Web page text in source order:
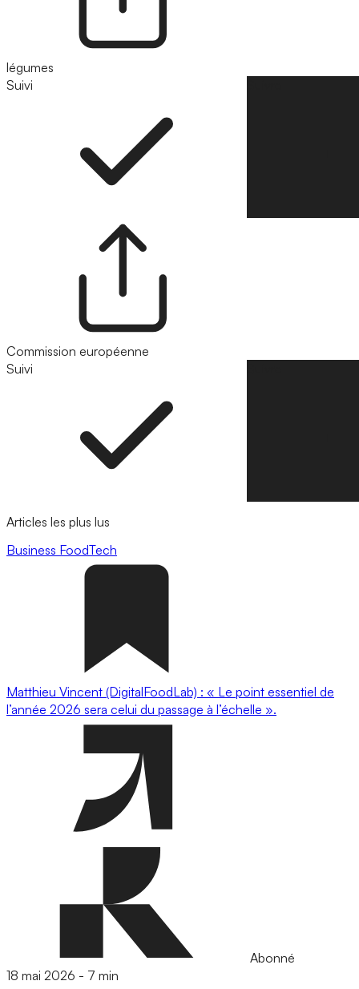
légumes
Suivi
Commission européenne
Suivi
Articles les plus lus
Business FoodTech
Matthieu Vincent (DigitalFoodLab) : « Le point essentiel de
l’année 2026 sera celui du passage à l’échelle ».
Abonné
18 mai 2026 - 7 min